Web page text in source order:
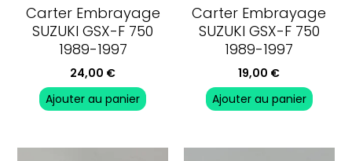
Carter Embrayage
SUZUKI GSX-F 750
1989-1997
24,00 €
Ajouter au panier
Carter Embrayage
SUZUKI GSX-F 750
1989-1997
19,00 €
Ajouter au panier